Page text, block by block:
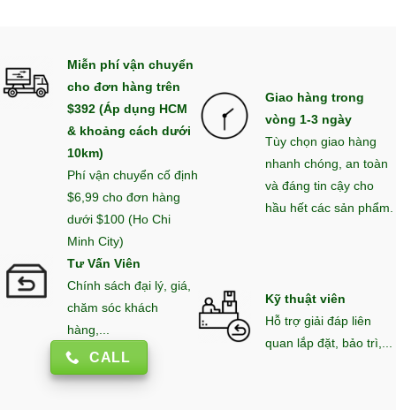
Miễn phí vận chuyển
cho đơn hàng trên
$392 (Áp dụng HCM
& khoảng cách dưới
10km)
Phí vận chuyển cố định
$6,99 cho đơn hàng
dưới $100 (Ho Chi
Minh City)
Giao hàng trong
vòng 1-3 ngày
Tùy chọn giao hàng
nhanh chóng, an toàn
và đáng tin cậy cho
hầu hết các sản phẩm.
Tư Vấn Viên
Chính sách đại lý, giá,
chăm sóc khách
hàng,...
CALL
Kỹ thuật viên
Hỗ trợ giải đáp liên
quan lắp đặt, bảo trì,...